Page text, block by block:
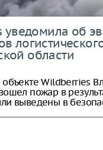
уведомила об
области
объекте Wildberries
пожар в
выведены в